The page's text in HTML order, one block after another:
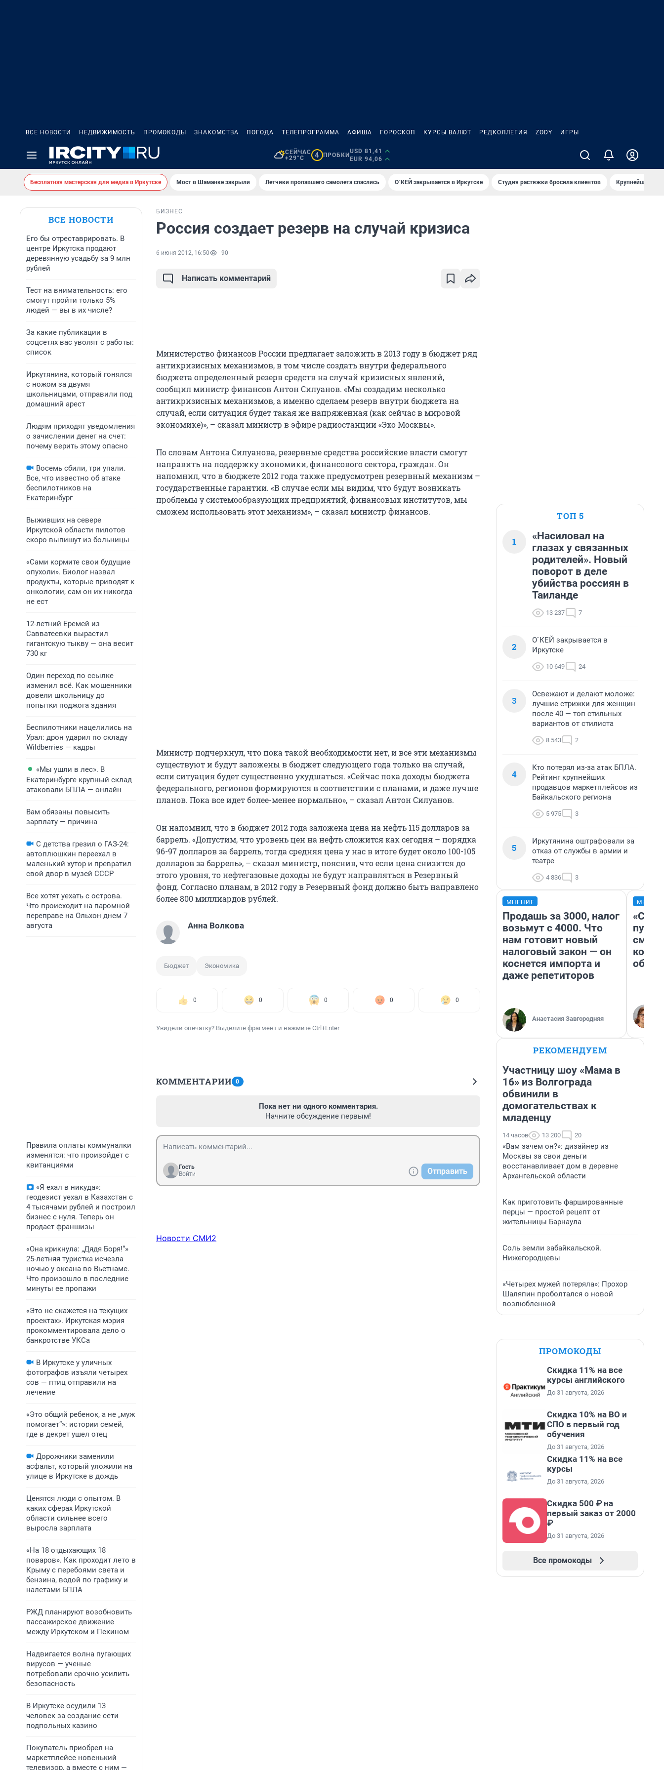
ВСЕ НОВОСТИ НЕДВИЖИМОСТЬ ПРОМОКОДЫ ЗНАКОМСТВА ПОГОДА ТЕЛЕПРОГРАММА АФИША ГОРОСКОП КУРСЫ ВАЛЮТ РЕДКОЛЛЕГИЯ ZODY ИГРЫ
СЕЙЧАС
+29°C
4 ПРОБКИ
USD 81,41
EUR 94,06
Бесплатная мастерская для медиа в Иркутске Мост в Шаманке закрыли Летчики пропавшего самолета спаслись О`КЕЙ закрывается в Иркутске Студия растяжки бросила клиентов Крупнейшие
ВСЕ НОВОСТИ
Его бы отреставрировать. В
центре Иркутска продают
деревянную усадьбу за 9 млн
рублей
Тест на внимательность: его
смогут пройти только 5%
людей — вы в их числе?
За какие публикации в
соцсетях вас уволят с работы:
список
Иркутянина, который гонялся
с ножом за двумя
школьницами, отправили под
домашний арест
Людям приходят уведомления
о зачислении денег на счет:
почему верить этому опасно
Восемь сбили, три упали.
Все, что известно об атаке
беспилотников на
Екатеринбург
Выживших на севере
Иркутской области пилотов
скоро выпишут из больницы
«Сами кормите свои будущие
опухоли». Биолог назвал
продукты, которые приводят к
онкологии, сам он их никогда
не ест
12-летний Еремей из
Савватеевки вырастил
гигантскую тыкву — она весит
730 кг
Один переход по ссылке
изменил всё. Как мошенники
довели школьницу до
попытки поджога здания
Беспилотники нацелились на
Урал: дрон ударил по складу
Wildberries — кадры
«Мы ушли в лес». В
Екатеринбурге крупный склад
атаковали БПЛА — онлайн
Вам обязаны повысить
зарплату — причина
С детства грезил о ГАЗ-24:
автоплюшкин переехал в
маленький хутор и превратил
свой двор в музей СССР
Все хотят уехать с острова.
Что происходит на паромной
переправе на Ольхон днем 7
августа
Правила оплаты коммуналки
изменятся: что произойдет с
квитанциями
«Я ехал в никуда»:
геодезист уехал в Казахстан с
4 тысячами рублей и построил
бизнес с нуля. Теперь он
продает франшизы
«Она крикнула: „Дядя Боря!“»
25-летняя туристка исчезла
ночью у океана во Вьетнаме.
Что произошло в последние
минуты ее пропажи
«Это не скажется на текущих
проектах». Иркутская мэрия
прокомментировала дело о
банкротстве УКСа
В Иркутске у уличных
фотографов изъяли четырех
сов — птиц отправили на
лечение
«Это общий ребенок, а не „муж
помогает“»: истории семей,
где в декрет ушел отец
Дорожники заменили
асфальт, который уложили на
улице в Иркутске в дождь
Ценятся люди с опытом. В
каких сферах Иркутской
области сильнее всего
выросла зарплата
«На 18 отдыхающих 18
поваров». Как проходит лето в
Крыму с перебоями света и
бензина, водой по графику и
налетами БПЛА
РЖД планируют возобновить
пассажирское движение
между Иркутском и Пекином
Надвигается волна пугающих
вирусов — ученые
потребовали срочно усилить
безопасность
В Иркутске осудили 13
человек за создание сети
подпольных казино
Покупатель приобрел на
маркетплейсе новенький
телевизор, а вместе с ним —
БИЗНЕС
Россия создает резерв на случай кризиса
6 июня 2012, 16:50 90
Написать комментарий
Министерство финансов России предлагает заложить в 2013 году в бюджет ряд
антикризисных механизмов, в том числе создать внутри федерального
бюджета определенный резерв средств на случай кризисных явлений,
сообщил министр финансов Антон Силуанов. «Мы создадим несколько
антикризисных механизмов, а именно сделаем резерв внутри бюджета на
случай, если ситуация будет такая же напряженная (как сейчас в мировой
экономике)», – сказал министр в эфире радиостанции «Эхо Москвы».
По словам Антона Силуанова, резервные средства российские власти смогут
направить на поддержку экономики, финансового сектора, граждан. Он
напомнил, что в бюджете 2012 года также предусмотрен резервный механизм –
государственные гарантии. «В случае если мы видим, что будут возникать
проблемы у системообразующих предприятий, финансовых институтов, мы
сможем использовать этот механизм», – сказал министр финансов.
Министр подчеркнул, что пока такой необходимости нет, и все эти механизмы
существуют и будут заложены в бюджет следующего года только на случай,
если ситуация будет существенно ухудшаться. «Сейчас пока доходы бюджета
федерального, регионов формируются в соответствии с планами, и даже лучше
планов. Пока все идет более-менее нормально», – сказал Антон Силуанов.
Он напомнил, что в бюджет 2012 года заложена цена на нефть 115 долларов за
баррель. «Допустим, что уровень цен на нефть сложится как сегодня – порядка
96-97 долларов за баррель, тогда средняя цена у нас в итоге будет около 100-105
долларов за баррель», – сказал министр, пояснив, что если цена снизится до
этого уровня, то нефтегазовые доходы не будут направляться в Резервный
фонд. Согласно планам, в 2012 году в Резервный фонд должно быть направлено
более 800 миллиардов рублей.
Анна Волкова
Бюджет Экономика
0 0 0 0 0
Увидели опечатку? Выделите фрагмент и нажмите Ctrl+Enter
КОММЕНТАРИИ 0
Пока нет ни одного комментария.
Начните обсуждение первым!
Гость
Войти
Отправить
Новости СМИ2
ТОП 5
1
«Насиловал на
глазах у связанных
родителей». Новый
поворот в деле
убийства россиян в
Таиланде
13 237 7
2
О`КЕЙ закрывается в
Иркутске
10 649 24
3
Освежают и делают моложе:
лучшие стрижки для женщин
после 40 — топ стильных
вариантов от стилиста
8 543 2
4
Кто потерял из-за атак БПЛА.
Рейтинг крупнейших
продавцов маркетплейсов из
Байкальского региона
5 975 3
5
Иркутянина оштрафовали за
отказ от службы в армии и
театре
4 836 3
МНЕНИЕ
Продашь за 3000, налог
возьмут с 4000. Что
нам готовит новый
налоговый закон — он
коснется импорта и
даже репетиторов
Анастасия Завгородняя
РЕКОМЕНДУЕМ
Участницу шоу «Мама в
16» из Волгограда
обвинили в
домогательствах к
младенцу
14 часов 13 200 20
«Вам зачем он?»: дизайнер из
Москвы за свои деньги
восстанавливает дом в деревне
Архангельской области
Как приготовить фаршированные
перцы — простой рецепт от
жительницы Барнаула
Соль земли забайкальской.
Нижегородцевы
«Четырех мужей потеряла»: Прохор
Шаляпин проболтался о новой
возлюбленной
ПРОМОКОДЫ
Скидка 11% на все
курсы английского
До 31 августа, 2026
Скидка 10% на ВО и
СПО в первый год
обучения
До 31 августа, 2026
Скидка 11% на все
курсы
До 31 августа, 2026
Скидка 500 ₽ на
первый заказ от 2000
₽
До 31 августа, 2026
Все промокоды